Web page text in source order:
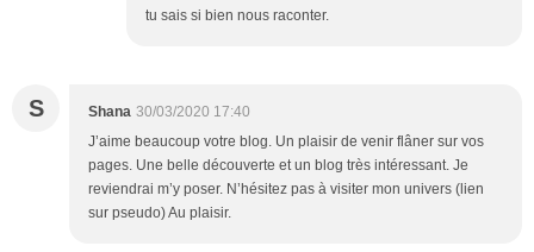
tu sais si bien nous raconter.
S Shana 30/03/2020 17:40
J’aime beaucoup votre blog. Un plaisir de venir flâner sur vos
pages. Une belle découverte et un blog très intéressant. Je
reviendrai m’y poser. N’hésitez pas à visiter mon univers (lien
sur pseudo) Au plaisir.